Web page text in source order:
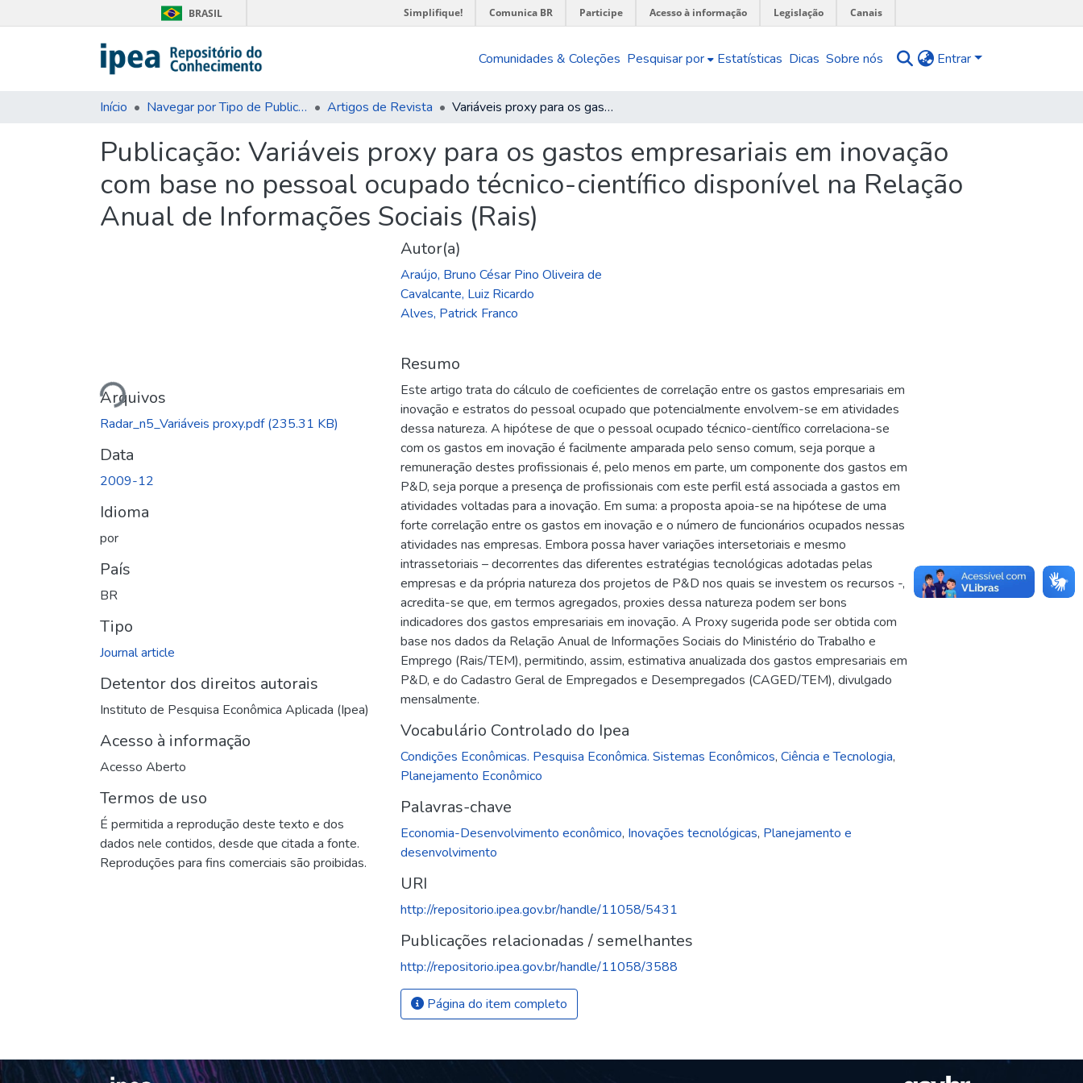
BRASIL Simplifique! Comunica BR Participe Acesso à informação Legislação Canais
Comunidades & Coleções Pesquisar por Estatísticas Dicas Sobre nós Entrar
Início Navegar por Tipo de Publicação Artigos de Revista Variáveis proxy para os gastos empresariais em inovação com base no pessoal ocupado técnico-científico disponível na Relação Anual de Informações Sociais (Rais)
Publicação: Variáveis proxy para os gastos empresariais em inovação
com base no pessoal ocupado técnico-científico disponível na Relação
Anual de Informações Sociais (Rais)
Carregando...
Arquivos
Radar_n5_Variáveis proxy.pdf(235.31 KB)
Data
2009-12
Idioma
por
País
BR
Tipo
Journal article
Detentor dos direitos autorais
Instituto de Pesquisa Econômica Aplicada (Ipea)
Acesso à informação
Acesso Aberto
Termos de uso
É permitida a reprodução deste texto e dos
dados nele contidos, desde que citada a fonte.
Reproduções para fins comerciais são proibidas.
Autor(a)
Araújo, Bruno César Pino Oliveira de
Cavalcante, Luiz Ricardo
Alves, Patrick Franco
Resumo
Este artigo trata do cálculo de coeficientes de correlação entre os gastos empresariais em
inovação e estratos do pessoal ocupado que potencialmente envolvem-se em atividades
dessa natureza. A hipótese de que o pessoal ocupado técnico-científico correlaciona-se
com os gastos em inovação é facilmente amparada pelo senso comum, seja porque a
remuneração destes profissionais é, pelo menos em parte, um componente dos gastos em
P&D, seja porque a presença de profissionais com este perfil está associada a gastos em
atividades voltadas para a inovação. Em suma: a proposta apoia-se na hipótese de uma
forte correlação entre os gastos em inovação e o número de funcionários ocupados nessas
atividades nas empresas. Embora possa haver variações intersetoriais e mesmo
intrassetoriais – decorrentes das diferentes estratégias tecnológicas adotadas pelas
empresas e da própria natureza dos projetos de P&D nos quais se investem os recursos -,
acredita-se que, em termos agregados, proxies dessa natureza podem ser bons
indicadores dos gastos empresariais em inovação. A Proxy sugerida pode ser obtida com
base nos dados da Relação Anual de Informações Sociais do Ministério do Trabalho e
Emprego (Rais/TEM), permitindo, assim, estimativa anualizada dos gastos empresariais em
P&D, e do Cadastro Geral de Empregados e Desempregados (CAGED/TEM), divulgado
mensalmente.
Vocabulário Controlado do Ipea
Condições Econômicas. Pesquisa Econômica. Sistemas Econômicos,Ciência e Tecnologia,
Planejamento Econômico
Palavras-chave
Economia-Desenvolvimento econômico, Inovações tecnológicas, Planejamento e
desenvolvimento
URI
http://repositorio.ipea.gov.br/handle/11058/5431
Publicações relacionadas / semelhantes
http://repositorio.ipea.gov.br/handle/11058/3588
Página do item completo